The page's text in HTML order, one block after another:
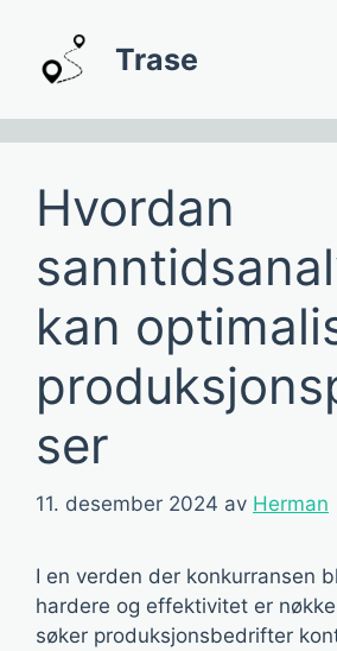
innhold
Trase
Hvordan
kan
ser
11. desember 2024 av Herman
I en verden der konkurransen
hardere og effektivitet er
søker produksjonsbedrifter